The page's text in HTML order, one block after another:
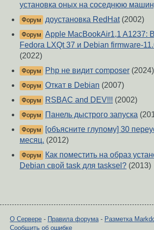
установка оных на соседнюю
Форум доустановка RedHat(2002)
Форум Apple MacBookAir1,1 A1237:
Fedora LXQt 37 и Debian firmware-
(2022)
Форум Php не видит composer (2024)
Форум Откат в Debian (2007)
Форум RSBAC and DEV!!! (2002)
Форум Панель дыстрого запуска
Форум
[объясните глупому] 30
месяц. (2012)
Форум
Как поместить на образ
Debian свой task для tasksel? (2013)
О Сервере - Правила форума- Разметка
Сообщить об ошибке